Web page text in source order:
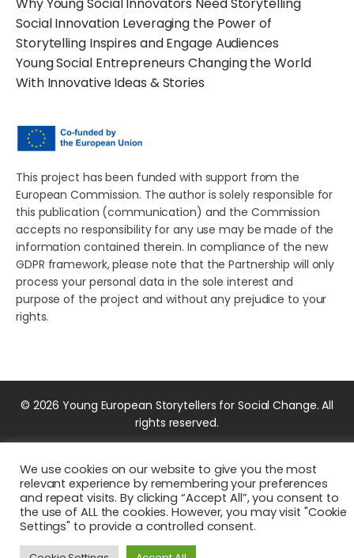
Social Innovation Leveraging the Power of
Storytelling Inspires and Engage Audiences
Young Social Entrepreneurs Changing the World
With Innovative Ideas & Stories
This project has been funded with support from the
European Commission. The author is solely responsible for
this publication (communication) and the Commission
accepts no responsibility for any use may be made of the
information contained therein. In compliance of the new
GDPR framework, please note that the Partnership will only
process your personal data in the sole interest and
purpose of the project and without any prejudice to your
rights.
© 2026 Young European Storytellers for Social Change. All
rights reserved.
We use cookies on our website to give you the most
relevant experience by remembering your preferences
and repeat visits. By clicking “Accept All”, you consent to
the use of ALL the cookies. However, you may visit "Cookie
Settings" to provide a controlled consent.